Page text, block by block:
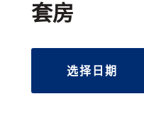
套房
选择日期